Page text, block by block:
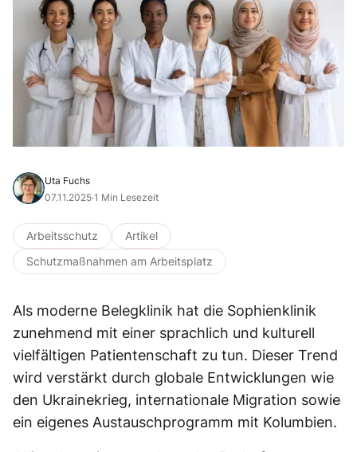
Uta Fuchs
07.11.2025·1 Min Lesezeit
Arbeitsschutz
Artikel
Schutzmaßnahmen am Arbeitsplatz
Als moderne Belegklinik hat die Sophienklinik
zunehmend mit einer sprachlich und kulturell
vielfältigen Patientenschaft zu tun. Dieser Trend
wird verstärkt durch globale Entwicklungen wie
den Ukrainekrieg, internationale Migration sowie
ein eigenes Austauschprogramm mit Kolumbien.